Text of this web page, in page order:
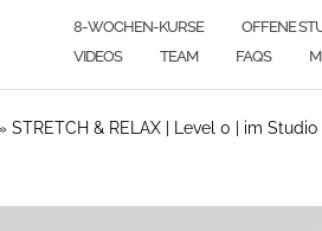
8-WOCHEN-KURSE OFFENE
VIDEOS
TEAM FAQS
STRETCH & RELAX | Level 0 | im Studio